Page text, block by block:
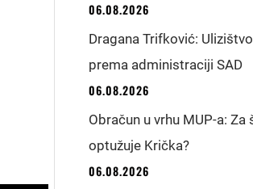
06.08.2026
Dragana Trifković:
prema administraciji SAD
06.08.2026
Obračun u vrhu MUP-a: Za
optužuje Krička?
06.08.2026